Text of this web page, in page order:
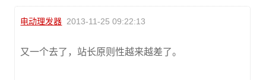
电动理发器 2013-11-25 09:22:13
又一个去了，站长原则性越来越差了。